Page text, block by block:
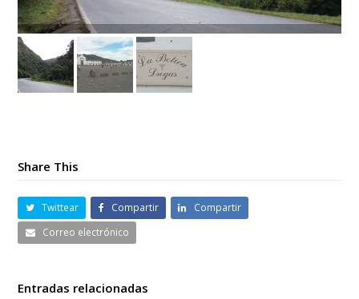
Share This
Twittear Compartir
Compartir
Correo electrónico
Entradas relacionadas